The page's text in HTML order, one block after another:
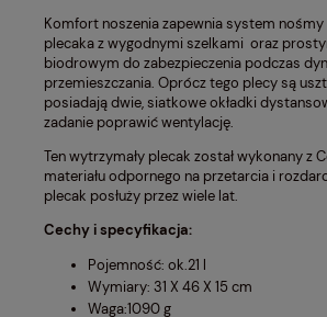
Komfort noszenia zapewnia system nośmy
plecaka z wygodnymi szelkami oraz
biodrowym do zabezpieczenia podczas
przemieszczania. Oprócz tego plecy są
posiadają dwie, siatkowe okładki
zadanie poprawić wentylację.
Ten wytrzymały plecak został wykonany z
materiału odpornego na przetarcia i
plecak posłuży przez wiele lat.
Cechy i specyfikacja:
Pojemność: ok.21 l
Wymiary: 31 X 46 X 15 cm
Waga:1090 g